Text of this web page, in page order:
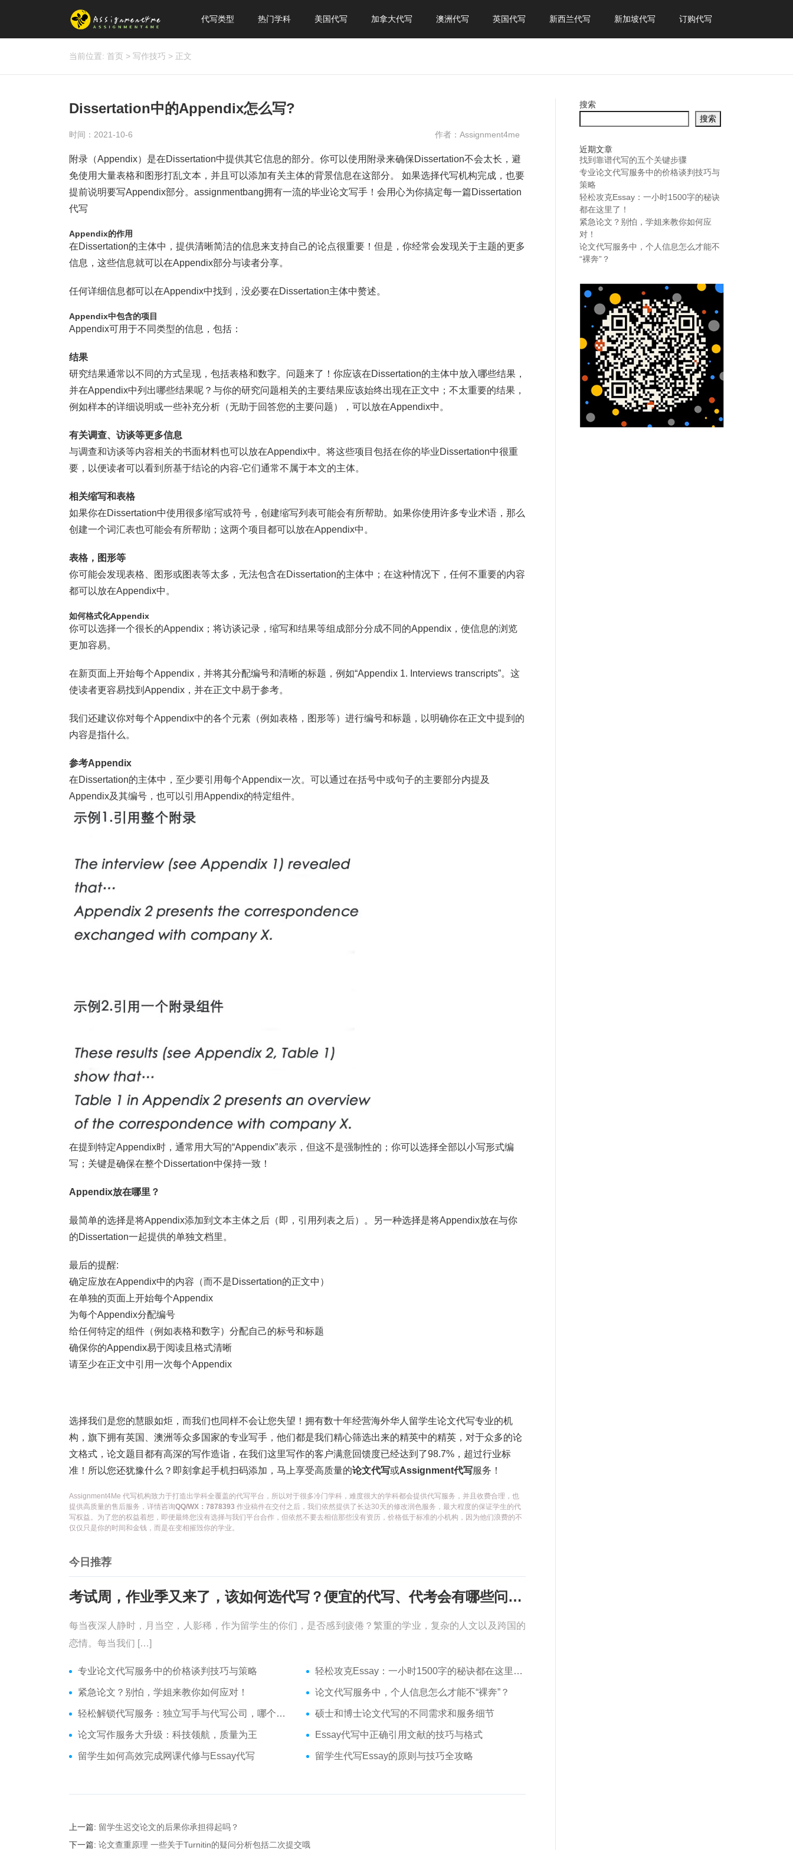
代写类型 热门学科 美国代写 加拿大代写 澳洲代写 英国代写 新西兰代写 新加坡代写 订购代写
当前位置: 首页 > 写作技巧 > 正文
Dissertation中的Appendix怎么写?
时间：2021-10-6 作者：Assignment4me
附录（Appendix）是在Dissertation中提供其它信息的部分。你可以使用附录来确保Dissertation不会太长，避
免使用大量表格和图形打乱文本，并且可以添加有关主体的背景信息在这部分。 如果选择代写机构完成，也要
提前说明要写Appendix部分。assignmentbang拥有一流的毕业论文写手！会用心为你搞定每一篇Dissertation
代写
Appendix的作用
在Dissertation的主体中，提供清晰简洁的信息来支持自己的论点很重要！但是，你经常会发现关于主题的更多
信息，这些信息就可以在Appendix部分与读者分享。
任何详细信息都可以在Appendix中找到，没必要在Dissertation主体中赘述。
Appendix中包含的项目
Appendix可用于不同类型的信息，包括：
结果
研究结果通常以不同的方式呈现，包括表格和数字。问题来了！你应该在Dissertation的主体中放入哪些结果，
并在Appendix中列出哪些结果呢？与你的研究问题相关的主要结果应该始终出现在正文中；不太重要的结果，
例如样本的详细说明或一些补充分析（无助于回答您的主要问题），可以放在Appendix中。
有关调查、访谈等更多信息
与调查和访谈等内容相关的书面材料也可以放在Appendix中。将这些项目包括在你的毕业Dissertation中很重
要，以便读者可以看到所基于结论的内容-它们通常不属于本文的主体。
相关缩写和表格
如果你在Dissertation中使用很多缩写或符号，创建缩写列表可能会有所帮助。如果你使用许多专业术语，那么
创建一个词汇表也可能会有所帮助；这两个项目都可以放在Appendix中。
表格，图形等
你可能会发现表格、图形或图表等太多，无法包含在Dissertation的主体中；在这种情况下，任何不重要的内容
都可以放在Appendix中。
如何格式化Appendix
你可以选择一个很长的Appendix；将访谈记录，缩写和结果等组成部分分成不同的Appendix，使信息的浏览
更加容易。
在新页面上开始每个Appendix，并将其分配编号和清晰的标题，例如“Appendix 1. Interviews transcripts”。这
使读者更容易找到Appendix，并在正文中易于参考。
我们还建议你对每个Appendix中的各个元素（例如表格，图形等）进行编号和标题，以明确你在正文中提到的
内容是指什么。
参考Appendix
在Dissertation的主体中，至少要引用每个Appendix一次。可以通过在括号中或句子的主要部分内提及
Appendix及其编号，也可以引用Appendix的特定组件。
在提到特定Appendix时，通常用大写的“Appendix”表示，但这不是强制性的；你可以选择全部以小写形式编
写；关键是确保在整个Dissertation中保持一致！
Appendix放在哪里？
最简单的选择是将Appendix添加到文本主体之后（即，引用列表之后）。另一种选择是将Appendix放在与你
的Dissertation一起提供的单独文档里。
最后的提醒:
确定应放在Appendix中的内容（而不是Dissertation的正文中）
在单独的页面上开始每个Appendix
为每个Appendix分配编号
给任何特定的组件（例如表格和数字）分配自己的标号和标题
确保你的Appendix易于阅读且格式清晰
请至少在正文中引用一次每个Appendix
选择我们是您的慧眼如炬，而我们也同样不会让您失望！拥有数十年经营海外华人留学生论文代写专业的机
构，旗下拥有英国、澳洲等众多国家的专业写手，他们都是我们精心筛选出来的精英中的精英，对于众多的论
文格式，论文题目都有高深的写作造诣，在我们这里写作的客户满意回馈度已经达到了98.7%，超过行业标
准！所以您还犹豫什么？即刻拿起手机扫码添加，马上享受高质量的论文代写或Assignment代写服务！
Assignment4Me 代写机构致力于打造出学科全覆盖的代写平台，所以对于很多冷门学科，难度很大的学科都会提供代写服务，并且收费合理，也
提供高质量的售后服务，详情咨询QQ/WX：7878393 作业稿件在交付之后，我们依然提供了长达30天的修改润色服务，最大程度的保证学生的代
写权益。为了您的权益着想，即便最终您没有选择与我们平台合作，但依然不要去相信那些没有资历，价格低于标准的小机构，因为他们浪费的不
仅仅只是你的时间和金钱，而是在变相摧毁你的学业。
今日推荐
考试周，作业季又来了，该如何选代写？便宜的代写、代考会有哪些问题？
每当夜深人静时，月当空，人影稀，作为留学生的你们，是否感到疲倦？繁重的学业，复杂的人文以及跨国的
恋情。每当我们 […]
专业论文代写服务中的价格谈判技巧与策略 轻松攻克Essay：一小时1500字的秘诀都在这里了！
紧急论文？别怕，学姐来教你如何应对！ 论文代写服务中，个人信息怎么才能不“裸奔”？
轻松解锁代写服务：独立写手与代写公司，哪个更适合你？ 硕士和博士论文代写的不同需求和服务细节
论文写作服务大升级：科技领航，质量为王 Essay代写中正确引用文献的技巧与格式
留学生如何高效完成网课代修与Essay代写 留学生代写Essay的原则与技巧全攻略
上一篇: 留学生迟交论文的后果你承担得起吗？
下一篇: 论文查重原理 一些关于Turnitin的疑问分析包括二次提交哦
搜索
搜索
近期文章
找到靠谱代写的五个关键步骤
专业论文代写服务中的价格谈判技巧与
策略
轻松攻克Essay：一小时1500字的秘诀
都在这里了！
紧急论文？别怕，学姐来教你如何应
对！
论文代写服务中，个人信息怎么才能不
“裸奔”？